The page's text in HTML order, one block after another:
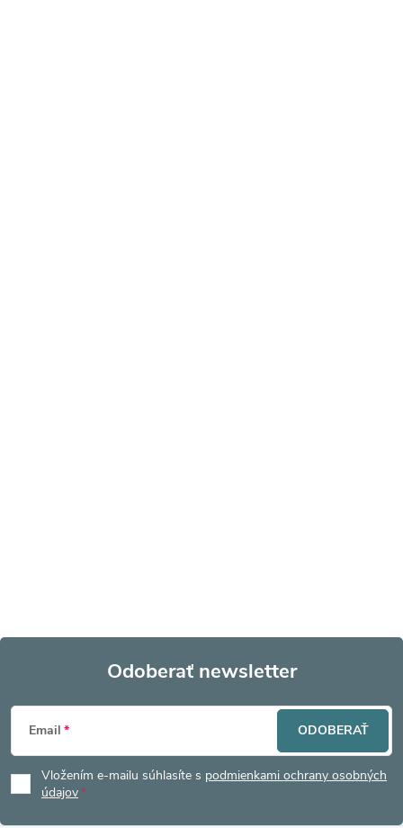
Z
á
p
Odoberať newsletter
Email
Vložením e-mailu súhlasíte s podmienkami ochrany osobných
údajov
ODOBERAŤ